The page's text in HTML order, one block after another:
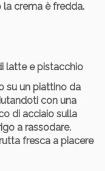
crema è fredda.
latte e pistacchio
su un piattino da
con una
di acciaio sulla
a rassodare.
fresca a piacere